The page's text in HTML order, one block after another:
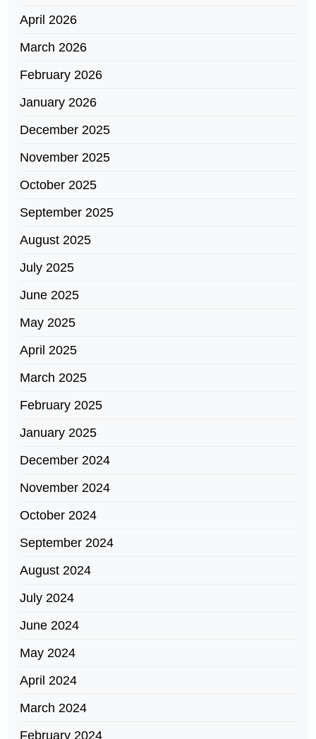
April 2026
March 2026
February 2026
January 2026
December 2025
November 2025
October 2025
September 2025
August 2025
July 2025
June 2025
May 2025
April 2025
March 2025
February 2025
January 2025
December 2024
November 2024
October 2024
September 2024
August 2024
July 2024
June 2024
May 2024
April 2024
March 2024
February 2024